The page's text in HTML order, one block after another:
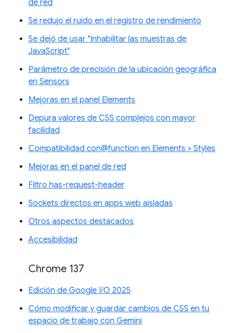
de red
Se redujo el ruido en el registro de rendimiento
Se dejó de usar "Inhabilitar las muestras de
JavaScript"
Parámetro de precisión de la ubicación geográfica
en Sensors
Mejoras en el panel Elements
Depura valores de CSS complejos con mayor
facilidad
Compatibilidad con@function en Elements > Styles
Mejoras en el panel de red
Filtro has-request-header
Sockets directos en apps web aisladas
Otros aspectos destacados
Accesibilidad
Chrome 137
Edición de Google I/O 2025
Cómo modificar y guardar cambios de CSS en tu
espacio de trabajo con Gemini